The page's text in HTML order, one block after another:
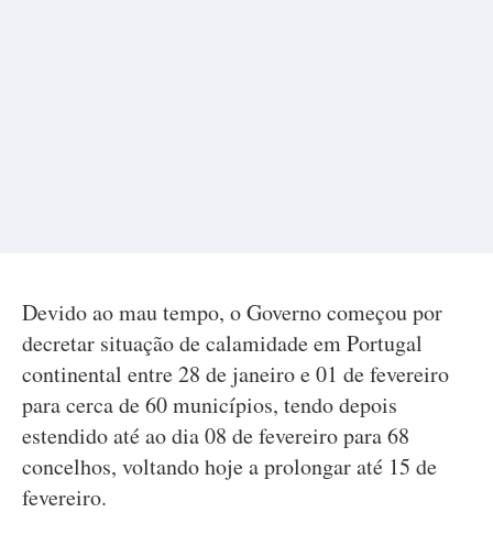
Devido ao mau tempo, o Governo começou por
decretar situação de calamidade em Portugal
continental entre 28 de janeiro e 01 de fevereiro
para cerca de 60 municípios, tendo depois
estendido até ao dia 08 de fevereiro para 68
concelhos, voltando hoje a prolongar até 15 de
fevereiro.